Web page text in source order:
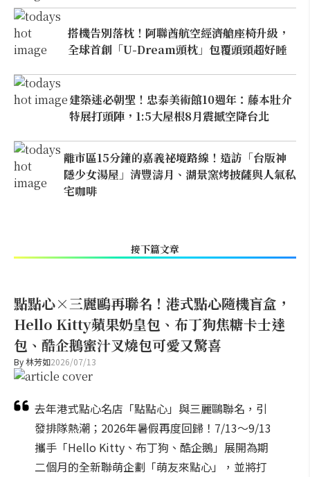
搭機告別落枕！阿聯酋航空經濟艙座椅升級，
全球首創「U-Dream頭枕」包覆頭頸超好睡
建築迷必朝聖！忠泰美術館10週年：藤本壯介
特展打頭陣，1:5大屋根8月震撼空降台北
離市區15分鐘的嘉義祕境路線！造訪「台版神
隱少女湯屋」清豐濤月、湖景窯烤披薩與人氣私
宅咖啡
接下篇文章
點點心×三麗鷗再聯名！港式點心隨機盲盒，
Hello Kitty蘋果奶皇包、布丁狗焦糖卡士達
包、酷企鵝蜜汁叉燒包可愛又驚喜
By林芳如2026/07/13
去年港式點心名店「點點心」與三麗鷗聯名，引
發排隊熱潮；2026年暑假再度回歸！7/13～9/13
攜手「Hello Kitty、布丁狗、酷企鵝」展開為期
二個月的全新聯萌企劃「萌友來點心」，並將打